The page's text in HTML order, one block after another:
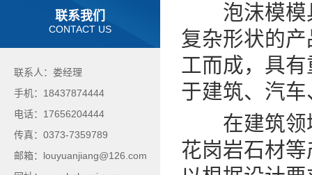
联系我们
CONTACT US
联系人：娄经理
手机：18437874444
电话：17656204444
传真：0373-7359789
邮箱：louyuanjiang@126.com
泡沫模模具
复杂形状的
工而成，具
于建筑、汽
在建筑领域
花岗岩石材